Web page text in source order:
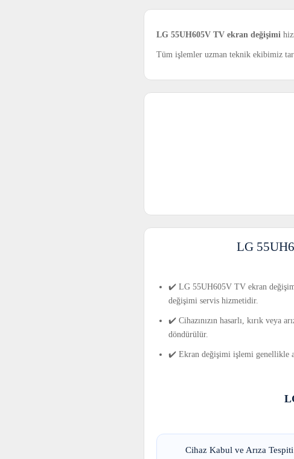
LG 55UH605V TV ekran değişimi
Tüm işlemler uzman teknik ekibimiz
LG
✔️ LG 55UH605V TV ekran
değişimi servis hizmetidir.
✔️ Cihazınızın hasarlı, kırık veya
döndürülür.
✔️ Ekran değişimi işlemi genellikle
Cihaz Kabul ve Arıza Tespiti